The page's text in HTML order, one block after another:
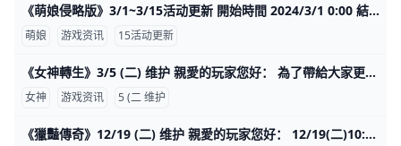
《萌娘侵略版》3/1~3/15活动更新 開始時間 2024/3/1 0:00 結束時間 2024/3/15 23:59 【活動介紹】 1.特殊招募-朝奈 活動期間，開啟專屬英雄"朝奈"的特殊招募，在此獲得"朝奈
萌娘 游戏资讯 15活动更新
《女神轉生》3/5 (二) 维护 親愛的玩家您好： 為了帶給大家更優質的遊戲體驗，我們將於3月5日(週二)15:00-18:00期間進行伺服器更新維護作業， 請於維護前提早做好離
女神 游戏资讯 5 (二 维护
《獵豔傳奇》12/19 (二) 维护 親愛的玩家您好： 12/19(二)10:00-11:00 服務器將會停機維護，維護前請記得領取獎勵，並且提早下線，感謝您的支持。